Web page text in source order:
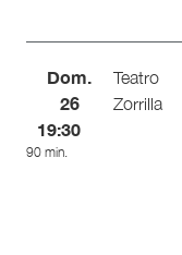
Dom.
26
19:30
90 min.
Teatro
Zorrilla